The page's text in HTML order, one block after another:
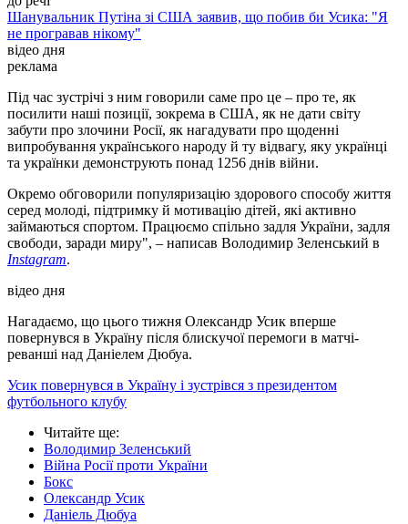
Шанувальник Путіна зі США заявив, що побив би Усика: "Я
не програвав нікому"
відео дня
реклама
Під час зустрічі з ним говорили саме про це – про те, як
посилити наші позиції, зокрема в США, як не дати світу
забути про злочини Росії, як нагадувати про щоденні
випробування українського народу й ту відвагу, яку українці
та українки демонструють понад 1256 днів війни.
Окремо обговорили популяризацію здорового способу життя
серед молоді, підтримку й мотивацію дітей, які активно
займаються спортом. Працюємо спільно задля України, задля
свободи, заради миру", – написав Володимир Зеленський в
Instagram.
відео дня
Нагадаємо, що цього тижня Олександр Усик вперше
повернувся в Україну після блискучої перемоги в матчі-
реванші над Даніелем Дюбуа.
Усик повернувся в Україну і зустрівся з президентом
футбольного клубу
Читайте ще:
Володимир Зеленський
Війна Росії проти України
Бокс
Олександр Усик
Даніель Дюбуа